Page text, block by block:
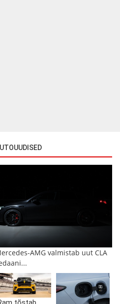
AMG valmistab uut CLA